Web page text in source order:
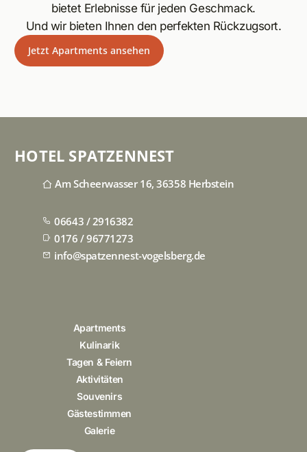
bietet Erlebnisse für jeden Geschmack.
Und wir bieten Ihnen den perfekten Rückzugsort.
Jetzt Apartments ansehen
HOTEL SPATZENNEST
Am Scheerwasser 16, 36358 Herbstein
06643 / 2916382
0176 / 96771273
info@spatzennest-vogelsberg.de
Apartments
Kulinarik
Tagen & Feiern
Aktivitäten
Souvenirs
Gästestimmen
Galerie